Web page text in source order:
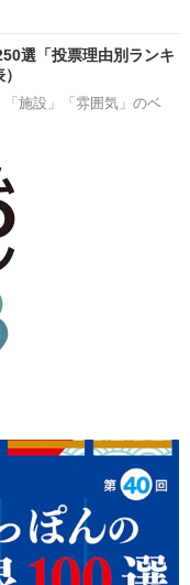
選「投票理由別ランキ
「施設」「雰囲気」のベ